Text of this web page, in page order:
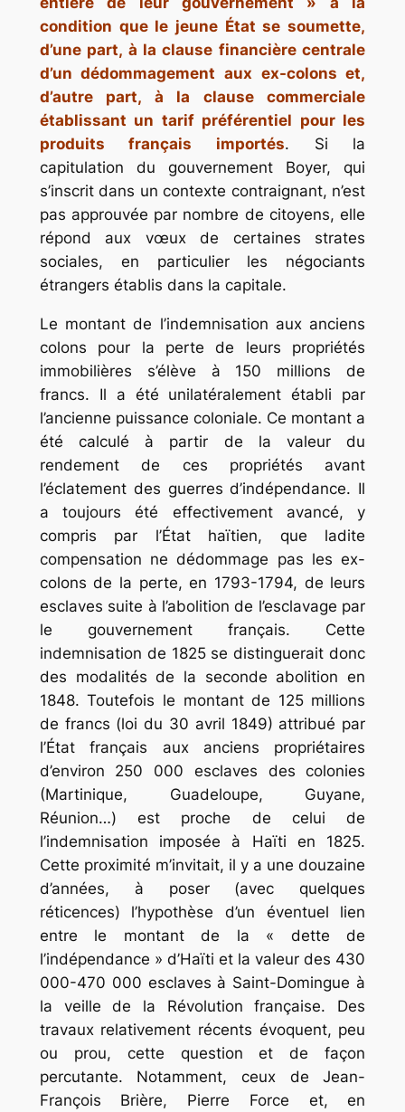
condition que le jeune État se soumette,
d’une part, à la clause financière centrale
d’un dédommagement aux ex-colons et,
d’autre part, à la clause commerciale
établissant un tarif préférentiel pour les
produits français importés. Si la
capitulation du gouvernement Boyer, qui
s’inscrit dans un contexte contraignant, n’est
pas approuvée par nombre de citoyens, elle
répond aux vœux de certaines strates
sociales, en particulier les négociants
étrangers établis dans la capitale.
Le montant de l’indemnisation aux anciens
colons pour la perte de leurs propriétés
immobilières s’élève à 150 millions de
francs. Il a été unilatéralement établi par
l’ancienne puissance coloniale. Ce montant a
été calculé à partir de la valeur du
rendement de ces propriétés avant
l’éclatement des guerres d’indépendance. Il
a toujours été effectivement avancé, y
compris par l’État haïtien, que ladite
compensation ne dédommage pas les ex-
colons de la perte, en 1793-1794, de leurs
esclaves suite à l’abolition de l’esclavage par
le gouvernement français. Cette
indemnisation de 1825 se distinguerait donc
des modalités de la seconde abolition en
1848. Toutefois le montant de 125 millions
de francs (loi du 30 avril 1849) attribué par
l’État français aux anciens propriétaires
d’environ 250 000 esclaves des colonies
(Martinique, Guadeloupe, Guyane,
Réunion…) est proche de celui de
l’indemnisation imposée à Haïti en 1825.
Cette proximité m’invitait, il y a une douzaine
d’années, à poser (avec quelques
réticences) l’hypothèse d’un éventuel lien
entre le montant de la « dette de
l’indépendance » d’Haïti et la valeur des 430
000-470 000 esclaves à Saint-Domingue à
la veille de la Révolution française. Des
travaux relativement récents évoquent, peu
ou prou, cette question et de façon
percutante. Notamment, ceux de Jean-
François Brière, Pierre Force et, en